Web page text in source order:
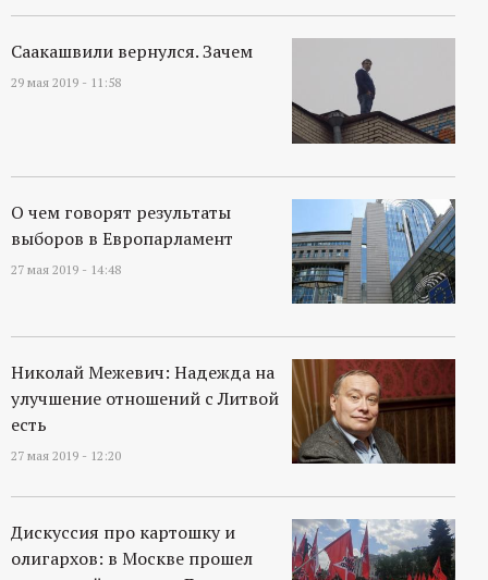
Саакашвили вернулся. Зачем
29 мая 2019 - 11:58
О чем говорят результаты
выборов в Европарламент
27 мая 2019 - 14:48
Николай Межевич: Надежда на
улучшение отношений с Литвой
есть
27 мая 2019 - 12:20
Дискуссия про картошку и
олигархов: в Москве прошел